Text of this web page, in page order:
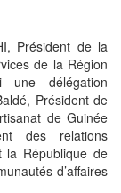
Président de la
de la Région
une délégation
Président de
de Guinée
des relations
la République de
d’affaires